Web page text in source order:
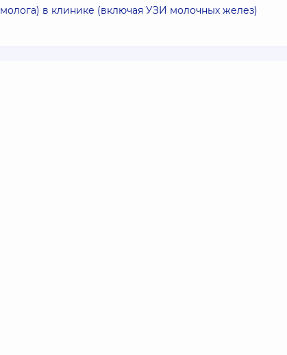
в клинике (включая УЗИ молочных желез)